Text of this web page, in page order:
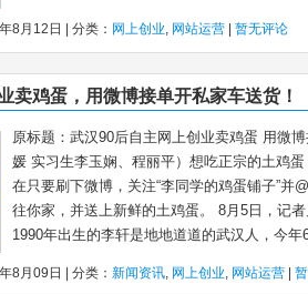
8月12日 | 分类： 网上创业, 网站运营 暂无评论
卖鸡蛋，用微博接单开私家车送货！
原标题：武汉90后自主网上创业卖鸡蛋 用微
媛 实习生李玉娴、程丽平）想吃正宗的土鸡
在只要刷下微博，关注“李同学的鸡蛋铺子”并
往你家，并送上新鲜的土鸡蛋。 8月5日，记
1990年出生的李轩是地地道道的武汉人，今年
8月09日 | 分类： 新闻资讯, 网上创业, 网站运营